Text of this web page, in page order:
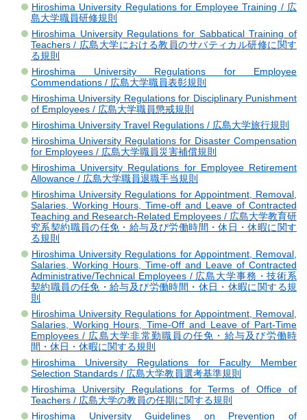
Hiroshima University Regulations for Employee Training / 広
島大学職員研修規則
Hiroshima University Regulations for Sabbatical Training of
Teachers / 広島大学における教員のサバティカル研修に関す
る規則
Hiroshima University Regulations for Employee
Commendations / 広島大学職員表彰規則
Hiroshima University Regulations for Disciplinary Punishment
of Employees / 広島大学職員懲戒規則
Hiroshima University Travel Regulations / 広島大学旅行規則
Hiroshima University Regulations for Disaster Compensation
for Employees / 広島大学職員災害補償規則
Hiroshima University Regulations for Employee Retirement
Allowance / 広島大学職員退職手当規則
Hiroshima University Regulations for Appointment, Removal,
Salaries, Working Hours, Time-off and Leave of Contracted
Teaching and Research-Related Employees / 広島大学教育研
究系契約職員の任免・給与及び労働時間・休日・休暇に関す
る規則
Hiroshima University Regulations for Appointment, Removal,
Salaries, Working Hours, Time-off and Leave of Contracted
Administrative/Technical Employees / 広島大学事務・技術系
契約職員の任免・給与及び労働時間・休日・休暇に関する規
則
Hiroshima University Regulations for Appointment, Removal,
Salaries, Working Hours, Time-Off and Leave of Part-Time
Employees / 広島大学非常勤職員の任免・給与及び労働時
間・休日・休暇に関する規則
Hiroshima University Regulations for Faculty Member
Selection Standards / 広島大学教員選考基準規則
Hiroshima University Regulations for Terms of Office of
Teachers / 広島大学の教員の任期に関する規則
Hiroshima University Guidelines on Prevention of